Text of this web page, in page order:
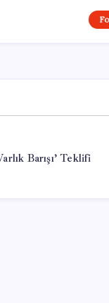
Barışı’ Teklifi